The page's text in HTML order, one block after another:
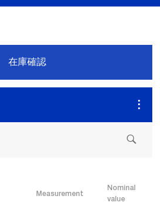
在庫確認
Measurement
Nominal
value